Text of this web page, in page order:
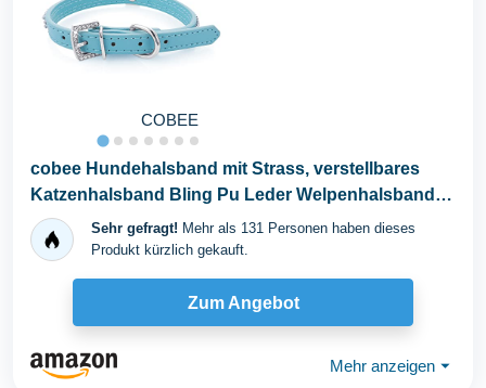
COBEE
cobee Hundehalsband mit Strass, verstellbares
Katzenhalsband Bling Pu Leder Welpenhalsband
Kristall...Sehr gefragt! Mehr als 131 Personen haben dieses
Produkt kürzlich gekauft.
Zum Angebot
Mehr anzeigen ⏷